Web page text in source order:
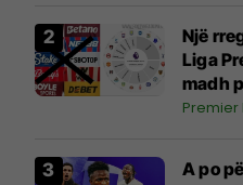
Një
Liga
madh
Premier
A po